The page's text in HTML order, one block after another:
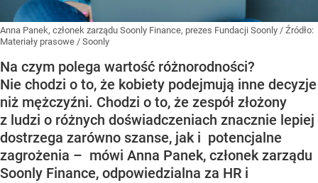
Anna Panek, członek zarządu Soonly Finance, prezes Fundacji Soonly / Źródło:
Materiały prasowe / Soonly
Na czym polega wartość różnorodności?
Nie chodzi o to, że kobiety podejmują inne decyzje
niż mężczyźni. Chodzi o to, że zespół złożony
z ludzi o różnych doświadczeniach znacznie lepiej
dostrzega zarówno szanse, jak i potencjalne
zagrożenia – mówi Anna Panek, członek zarządu
Soonly Finance, odpowiedzialna za HR i